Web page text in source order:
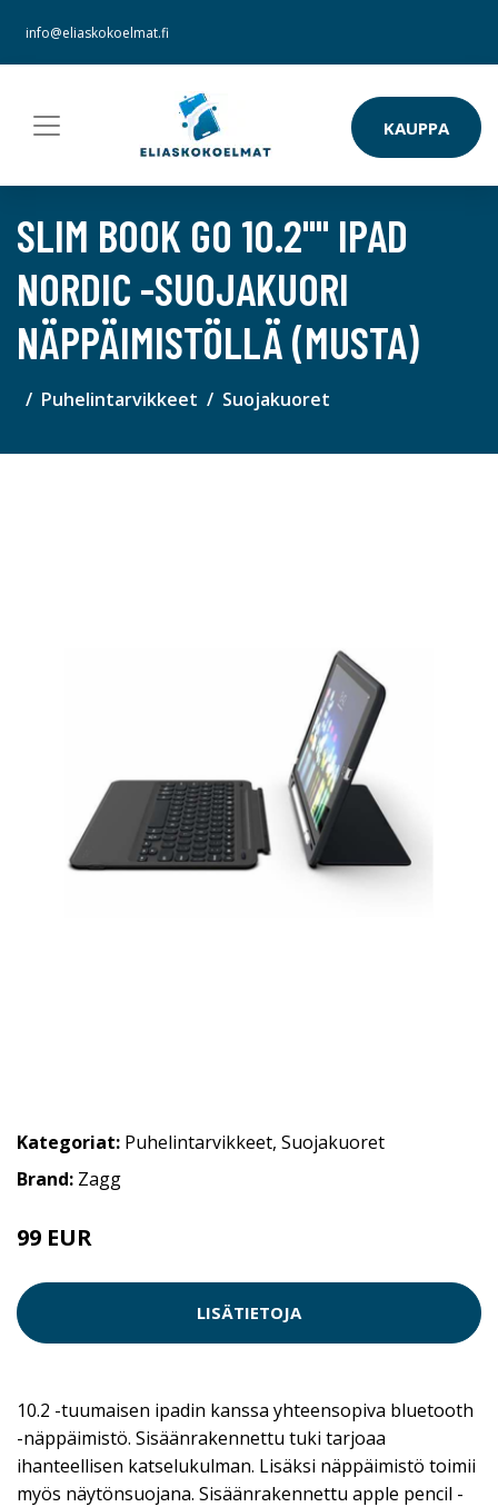
info@eliaskokoelmat.fi
KAUPPA
SLIM BOOK GO 10.2"" IPAD
NORDIC -SUOJAKUORI
NÄPPÄIMISTÖLLÄ (MUSTA)
Puhelintarvikkeet Suojakuoret
Kategoriat: Puhelintarvikkeet, Suojakuoret
Brand: Zagg
99 EUR
LISÄTIETOJA
10.2 -tuumaisen ipadin kanssa yhteensopiva bluetooth
-näppäimistö. Sisäänrakennettu tuki tarjoaa
ihanteellisen katselukulman. Lisäksi näppäimistö toimii
myös näytönsuojana. Sisäänrakennettu apple pencil -